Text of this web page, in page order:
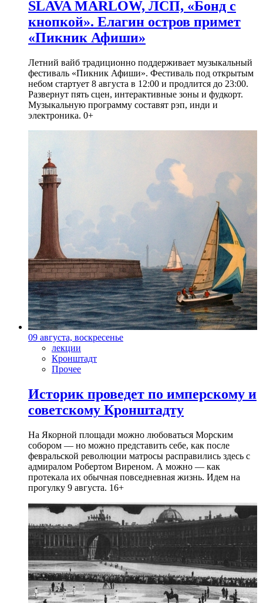
SLAVA MARLOW, ЛСП, «Бонд с
кнопкой». Елагин остров примет
«Пикник Афиши»
Летний вайб традиционно поддерживает музыкальный
фестиваль «Пикник Афиши». Фестиваль под открытым
небом стартует 8 августа в 12:00 и продлится до 23:00.
Развернут пять сцен, интерактивные зоны и фудкорт.
Музыкальную программу составят рэп, инди и
электроника. 0+
09 августа, воскресенье
лекции
Кронштадт
Прочее
Историк проведет по имперскому и
советскому Кронштадту
На Якорной площади можно любоваться Морским
собором — но можно представить себе, как после
февральской революции матросы расправились здесь с
адмиралом Робертом Виреном. А можно — как
протекала их обычная повседневная жизнь. Идем на
прогулку 9 августа. 16+